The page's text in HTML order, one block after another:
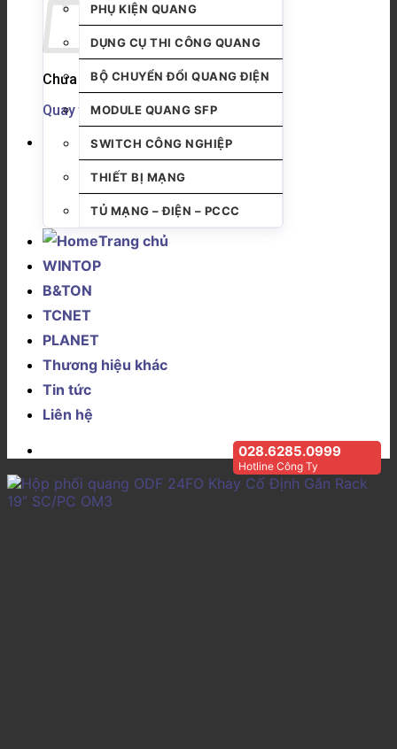
Chưa có sản phẩm trong giỏ hàng.
Quay trở lại cửa hàng
PHỤ KIỆN QUANG
DỤNG CỤ THI CÔNG QUANG
BỘ CHUYỂN ĐỔI QUANG ĐIỆN
MODULE QUANG SFP
SWITCH CÔNG NGHIỆP
THIẾT BỊ MẠNG
TỦ MẠNG – ĐIỆN – PCCC
Trang chủ
WINTOP
B&TON
TCNET
PLANET
Thương hiệu khác
Tin tức
Liên hệ
028.6285.0999
Hotline Công Ty